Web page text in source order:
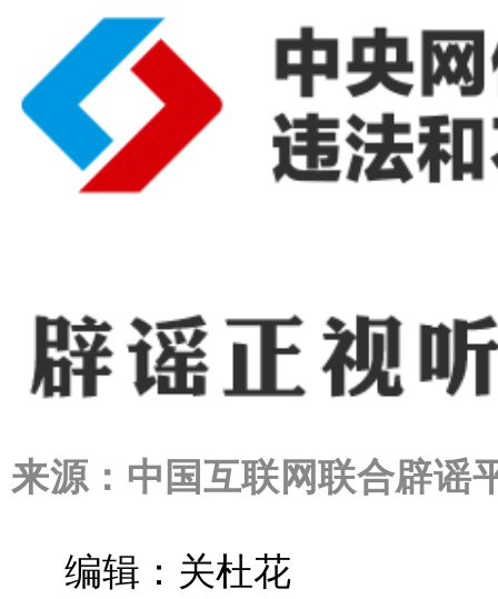
来源：中国互联网联合辟谣
编辑：关杜花